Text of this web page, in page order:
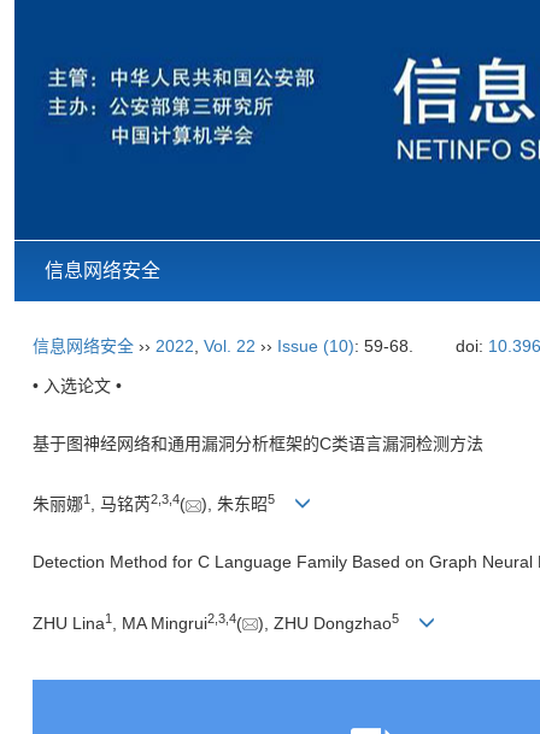
信息网络安全
信息网络安全 ›› 2022 Vol. 22 ›› Issue (10): 59-68. doi:
• 入选论文 •
基于图神经网络和通用漏洞分析框架的C类语言漏洞检测方法
朱丽娜1 , 马铭芮2 3 4( ), 朱东昭5
Detection Method for C Language Family Based on Graph
ZHU Lina1 , MA Mingrui2 3 4( ), ZHU Dongzhao5